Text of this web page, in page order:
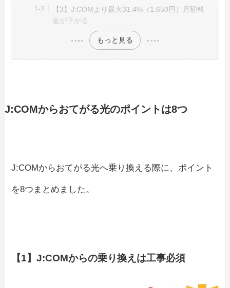
【3】J:COMより最大31.4%（1,650円）月額料
金が下がる
もっと見る
J:COMからおてがる光のポイントは8つ
J:COMからおてがる光へ乗り換える際に、ポイント
を8つまとめました。
【1】J:COMからの乗り換えは工事必須